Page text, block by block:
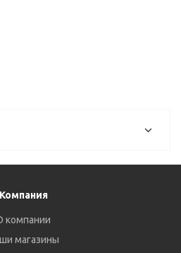
Компания
компании
магазины